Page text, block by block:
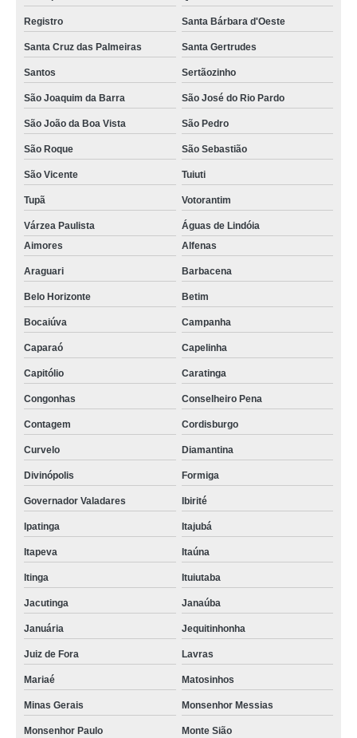
Registro Santa Bárbara d'Oeste
Santa Cruz das Palmeiras Santa Gertrudes
Santos Sertãozinho
São Joaquim da Barra São José do Rio Pardo
São João da Boa Vista São Pedro
São Roque São Sebastião
São Vicente Tuiuti
Tupã Votorantim
Várzea Paulista
Águas de Lindóia
Aimores
Alfenas
Araguari Barbacena
Belo Horizonte Betim
Bocaiúva Campanha
Caparaó Capelinha
Capitólio Caratinga
Congonhas Conselheiro Pena
Contagem Cordisburgo
Curvelo Diamantina
Divinópolis Formiga
Governador Valadares Ibirité
Ipatinga Itajubá
Itapeva Itaúna
Itinga Ituiutaba
Jacutinga Janaúba
Januária Jequitinhonha
Juiz de Fora Lavras
Mariaé Matosinhos
Minas Gerais Monsenhor Messias
Monsenhor Paulo Monte Sião